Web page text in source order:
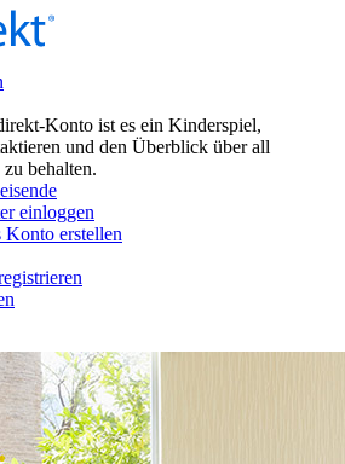
Konto ist es ein Kinderspiel,
und den Überblick über all
behalten.
einloggen
Konto erstellen